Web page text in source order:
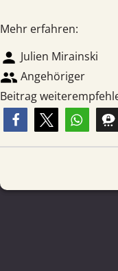
Mehr erfahren:
person Julien Mirainski
group Angehöriger
Beitrag